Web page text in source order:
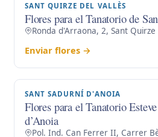
SANT QUIRZE DEL VALLÈS
Flores para el Tanatorio de
Ronda d'Arraona, 2, Sant
Enviar flores →
SANT SADURNÍ D'ANOIA
Flores para el Tanatorio
d’Anoia
Pol. Ind. Can Ferrer II, Carrer